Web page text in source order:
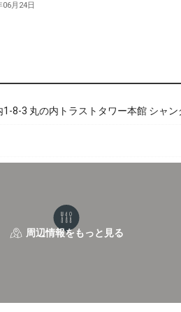
06月24日
8-3 丸の内トラストタワー本館 シャン